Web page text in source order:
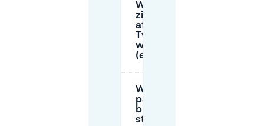
Welke wegen
zijn tijdelijk
afgesloten rond
Twekkelo op
wedstrijddagen
(en wanneer)?
Wat zijn goede P+R- of
parkeermogelijkheden
bij Twekkelo als
straatparkeren vol is?